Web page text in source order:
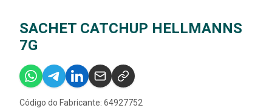
SACHET CATCHUP HELLMANNS
7G
Código do Fabricante: 64927752